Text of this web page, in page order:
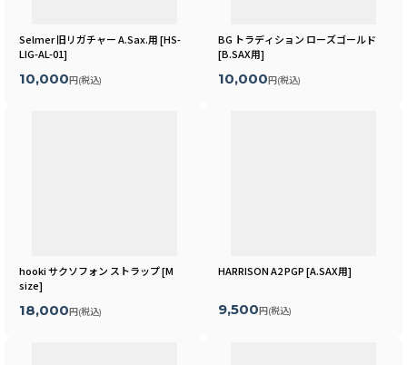
Selmer 旧リガチャー A.Sax.用[HS-
LIG-AL-01]
10,000 円 (税込)
BG トラディション ローズゴールド
[B.SAX用]
10,000 円 (税込)
hooki サクソフォン ストラップ[M
size]
18,000 円 (税込)
HARRISON A2 PGP[A.SAX用]
9,500 円 (税込)